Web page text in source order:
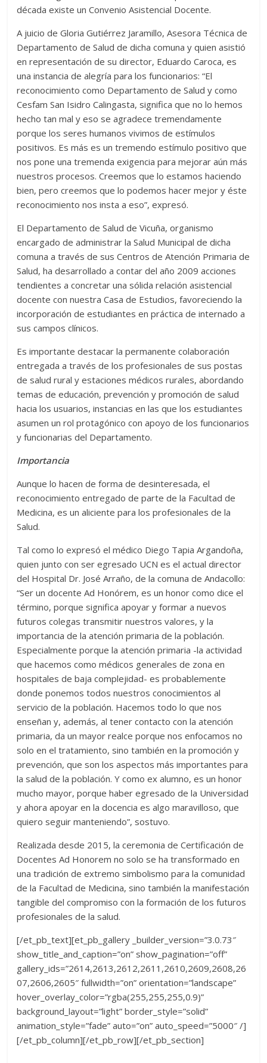
década existe un Convenio Asistencial Docente.
A juicio de Gloria Gutiérrez Jaramillo, Asesora Técnica de
Departamento de Salud de dicha comuna y quien asistió
en representación de su director, Eduardo Caroca, es
una instancia de alegría para los funcionarios: “El
reconocimiento como Departamento de Salud y como
Cesfam San Isidro Calingasta, significa que no lo hemos
hecho tan mal y eso se agradece tremendamente
porque los seres humanos vivimos de estímulos
positivos. Es más es un tremendo estímulo positivo que
nos pone una tremenda exigencia para mejorar aún más
nuestros procesos. Creemos que lo estamos haciendo
bien, pero creemos que lo podemos hacer mejor y éste
reconocimiento nos insta a eso”, expresó.
El Departamento de Salud de Vicuña, organismo
encargado de administrar la Salud Municipal de dicha
comuna a través de sus Centros de Atención Primaria de
Salud, ha desarrollado a contar del año 2009 acciones
tendientes a concretar una sólida relación asistencial
docente con nuestra Casa de Estudios, favoreciendo la
incorporación de estudiantes en práctica de internado a
sus campos clínicos.
Es importante destacar la permanente colaboración
entregada a través de los profesionales de sus postas
de salud rural y estaciones médicos rurales, abordando
temas de educación, prevención y promoción de salud
hacia los usuarios, instancias en las que los estudiantes
asumen un rol protagónico con apoyo de los funcionarios
y funcionarias del Departamento.
Importancia
Aunque lo hacen de forma de desinteresada, el
reconocimiento entregado de parte de la Facultad de
Medicina, es un aliciente para los profesionales de la
Salud.
Tal como lo expresó el médico Diego Tapia Argandoña,
quien junto con ser egresado UCN es el actual director
del Hospital Dr. José Arraño, de la comuna de Andacollo:
“Ser un docente Ad Honórem, es un honor como dice el
término, porque significa apoyar y formar a nuevos
futuros colegas transmitir nuestros valores, y la
importancia de la atención primaria de la población.
Especialmente porque la atención primaria -la actividad
que hacemos como médicos generales de zona en
hospitales de baja complejidad- es probablemente
donde ponemos todos nuestros conocimientos al
servicio de la población. Hacemos todo lo que nos
enseñan y, además, al tener contacto con la atención
primaria, da un mayor realce porque nos enfocamos no
solo en el tratamiento, sino también en la promoción y
prevención, que son los aspectos más importantes para
la salud de la población. Y como ex alumno, es un honor
mucho mayor, porque haber egresado de la Universidad
y ahora apoyar en la docencia es algo maravilloso, que
quiero seguir manteniendo”, sostuvo.
Realizada desde 2015, la ceremonia de Certificación de
Docentes Ad Honorem no solo se ha transformado en
una tradición de extremo simbolismo para la comunidad
de la Facultad de Medicina, sino también la manifestación
tangible del compromiso con la formación de los futuros
profesionales de la salud.
[/et_pb_text][et_pb_gallery _builder_version=”3.0.73″
show_title_and_caption=”on” show_pagination=”off”
gallery_ids=”2614,2613,2612,2611,2610,2609,2608,26
07,2606,2605″ fullwidth=”on” orientation=”landscape”
hover_overlay_color=”rgba(255,255,255,0.9)”
background_layout=”light” border_style=”solid”
animation_style=”fade” auto=”on” auto_speed=”5000″ /]
[/et_pb_column][/et_pb_row][/et_pb_section]